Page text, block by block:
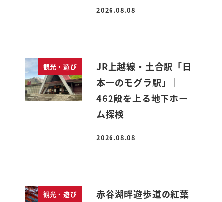
投稿日
2026.08.08
観光・遊び
JR上越線・土合駅「日
本一のモグラ駅」｜
462段を上る地下ホー
ム探検
投稿日
2026.08.08
観光・遊び
赤谷湖畔遊歩道の紅葉